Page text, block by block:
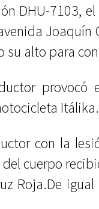
DHU-7103,
Joaquín
su alto para
provocó
Itálika.
con la
cuerpo
Roja.De